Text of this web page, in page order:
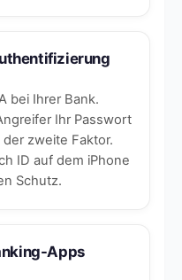
bei Ihrer Bank.
Ihr Passwort
zweite Faktor.
ID auf dem iPhone
Schutz.
Apps